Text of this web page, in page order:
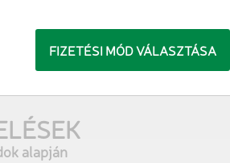
FIZETÉSI MÓD VÁLASZTÁSA
alapján